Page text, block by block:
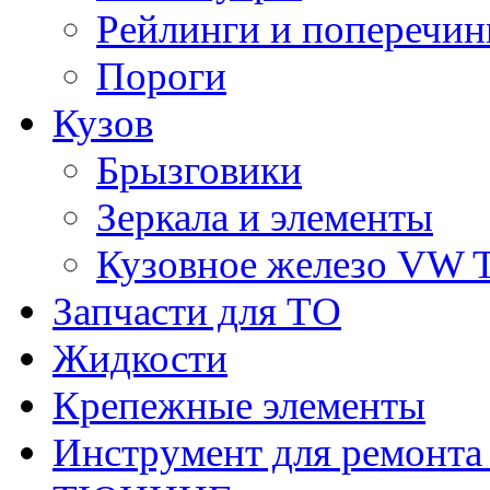
Рейлинги и
Пороги
Кузов
Брызговики
Зеркала и элементы
Кузовное железо VW
Запчасти для ТО
Жидкости
Крепежные элементы
Инструмент для